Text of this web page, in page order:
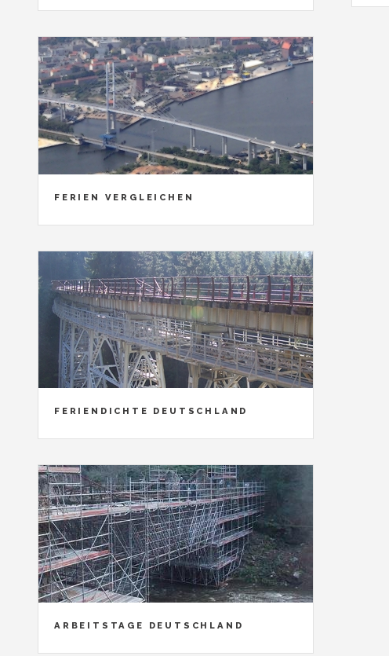
FERIEN VERGLEICHEN
FERIENDICHTE DEUTSCHLAND
ARBEITSTAGE DEUTSCHLAND